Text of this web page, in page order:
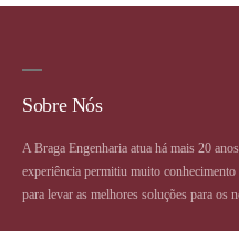
Sobre Nós
A Braga Engenharia atua há mais 20
experiência permitiu muito
para levar as melhores soluções para os